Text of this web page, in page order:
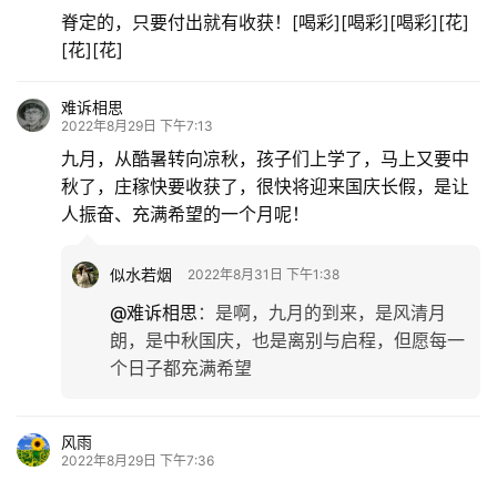
脊定的，只要付出就有收获！[喝彩][喝彩][喝彩][花]
[花][花]
难诉相思
2022年8月29日 下午7:13
九月，从酷暑转向凉秋，孩子们上学了，马上又要中
秋了，庄稼快要收获了，很快将迎来国庆长假，是让
人振奋、充满希望的一个月呢！
似水若烟 2022年8月31日 下午1:38
@难诉相思 ： 是啊，九月的到来，是风清月
朗，是中秋国庆，也是离别与启程，但愿每一
个日子都充满希望
风雨
2022年8月29日 下午7:36